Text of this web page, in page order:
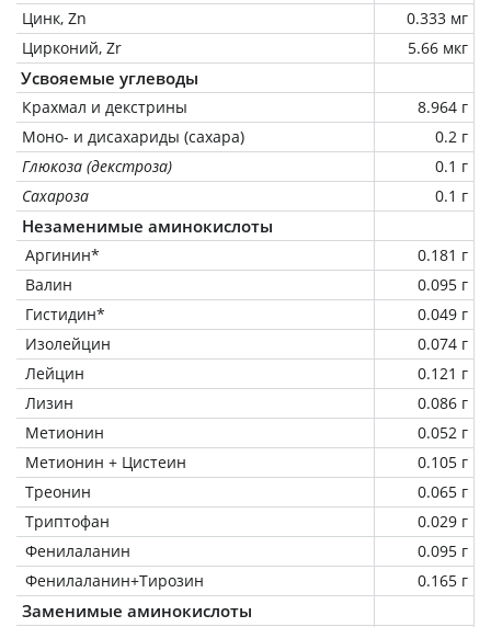
Цинк, Zn
0.333 мг
Цирконий, Zr
5.66 мкг
Усвояемые углеводы
Крахмал и декстрины
8.964 г
Моно- и дисахариды (сахара)
0.2 г
Глюкоза (декстроза)
0.1 г
Сахароза
0.1 г
Незаменимые аминокислоты
Аргинин*
0.181 г
Валин
0.095 г
Гистидин*
0.049 г
Изолейцин
0.074 г
Лейцин
0.121 г
Лизин
0.086 г
Метионин
0.052 г
Метионин + Цистеин
0.105 г
Треонин
0.065 г
Триптофан
0.029 г
Фенилаланин
0.095 г
Фенилаланин+Тирозин
0.165 г
Заменимые аминокислоты